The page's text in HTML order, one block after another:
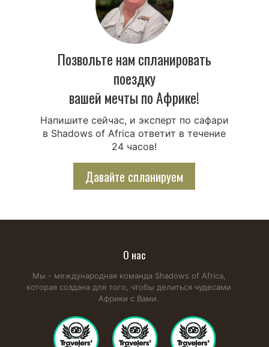
Позвольте нам спланировать
поездку
вашей мечты по Африке!
Напишите сейчас, и эксперт по сафари
в Shadows of Africa ответит в течение
24 часов!
Давайте спланируем
О нас
Мы - международная команда Shadows of Africa,
которая создана для того, чтобы делиться чудесами
Африки с Вами.